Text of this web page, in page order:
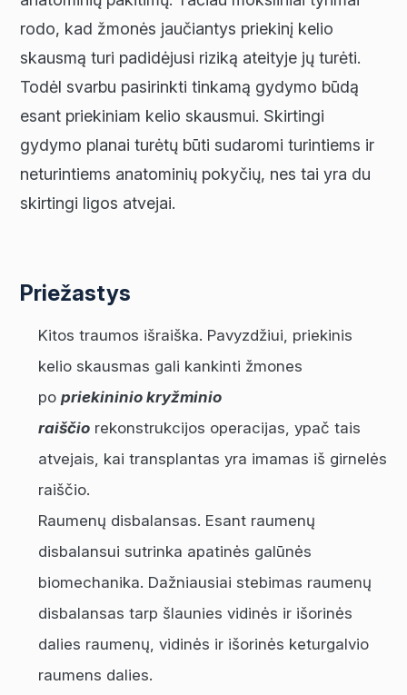
rodo, kad žmonės jaučiantys priekinį kelio
skausmą turi padidėjusi riziką ateityje jų turėti.
Todėl svarbu pasirinkti tinkamą gydymo būdą
esant priekiniam kelio skausmui. Skirtingi
gydymo planai turėtų būti sudaromi turintiems ir
neturintiems anatominių pokyčių, nes tai yra du
skirtingi ligos atvejai.
Priežastys
Kitos traumos išraiška. Pavyzdžiui, priekinis
kelio skausmas gali kankinti žmones
po priekininio kryžminio
raiščiorekonstrukcijos operacijas, ypač tais
atvejais, kai transplantas yra imamas iš girnelės
raiščio.
Raumenų disbalansas. Esant raumenų
disbalansui sutrinka apatinės galūnės
biomechanika. Dažniausiai stebimas raumenų
disbalansas tarp šlaunies vidinės ir išorinės
dalies raumenų, vidinės ir išorinės keturgalvio
raumens dalies.